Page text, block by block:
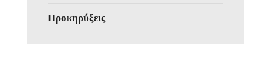
Προκηρύξεις